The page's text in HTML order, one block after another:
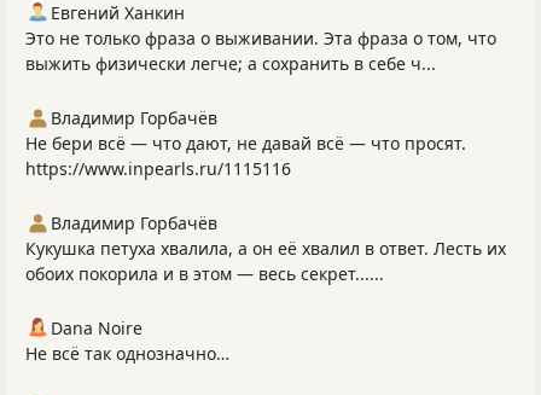
Евгений Ханкин
Это не только фраза о выживании. Эта фраза о том, что
выжить физически легче; а сохранить в себе ч...
Владимир Горбачёв
Не бери всё — что дают, не давай всё — что просят.
https://www.inpearls.ru/1115116
Владимир Горбачёв
Кукушка петуха хвалила, а он её хвалил в ответ. Лесть их
обоих покорила и в этом — весь секрет......
Dana Noire
Не всё так однозначно…